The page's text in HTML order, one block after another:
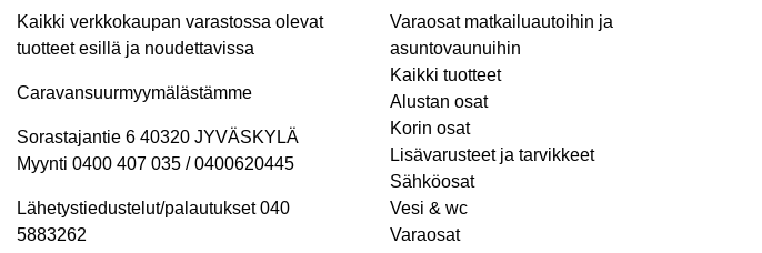
Kaikki verkkokaupan varastossa olevat
tuotteet esillä ja noudettavissa
Caravansuurmyymälästämme
Sorastajantie 6 40320 JYVÄSKYLÄ
Myynti 0400 407 035 / 0400620445
Lähetystiedustelut/palautukset 040
5883262
Varaosat matkailuautoihin ja
asuntovaunuihin
Kaikki tuotteet
Alustan osat
Korin osat
Lisävarusteet ja tarvikkeet
Sähköosat
Vesi & wc
Varaosat